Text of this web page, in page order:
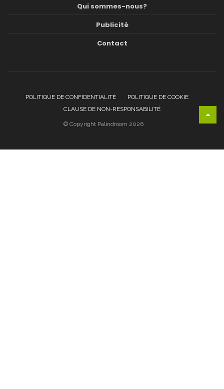
Qui sommes-nous?
Publicité
Contact
POLITIQUE DE CONFIDENTIALITÉ
POLITIQUE DE COOKIE
CLAUSE DE NON-RESPONSABILITÉ
© Copyright Palindroom 2026